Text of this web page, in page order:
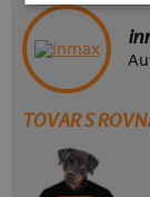
TOVAR S